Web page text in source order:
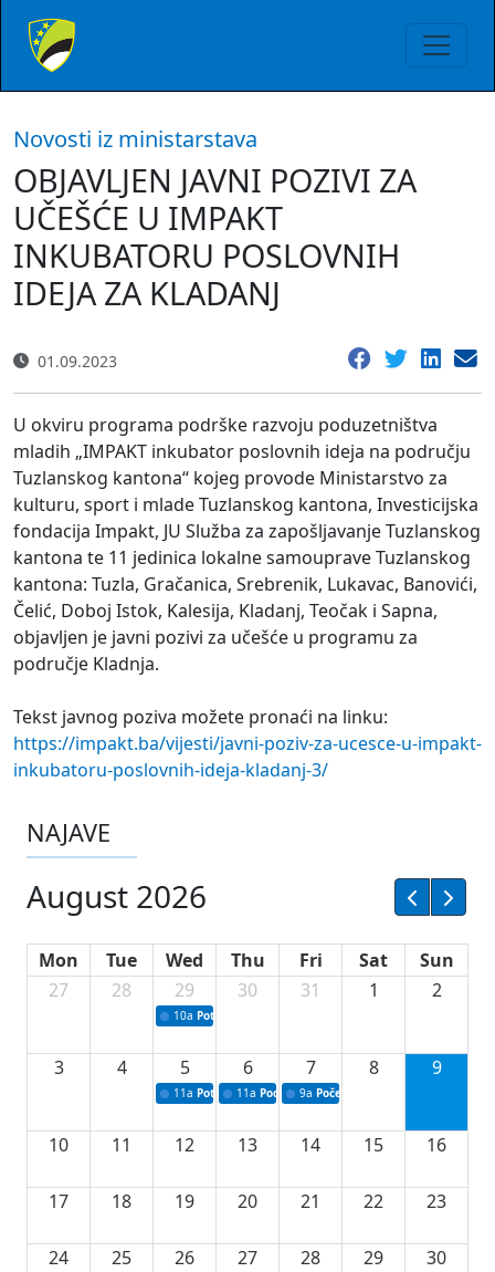
Novosti iz ministarstava
OBJAVLJEN JAVNI POZIVI ZA
UČEŠĆE U IMPAKT
INKUBATORU POSLOVNIH
IDEJA ZA KLADANJ
01.09.2023
U okviru programa podrške razvoju poduzetništva
mladih „IMPAKT inkubator poslovnih ideja na području
Tuzlanskog kantona“ kojeg provode Ministarstvo za
kulturu, sport i mlade Tuzlanskog kantona, Investicijska
fondacija Impakt, JU Služba za zapošljavanje Tuzlanskog
kantona te 11 jedinica lokalne samouprave Tuzlanskog
kantona: Tuzla, Gračanica, Srebrenik, Lukavac, Banovići,
Čelić, Doboj Istok, Kalesija, Kladanj, Teočak i Sapna,
objavljen je javni pozivi za učešće u programu za
područje Kladnja.
Tekst javnog poziva možete pronaći na linku:
https://impakt.ba/vijesti/javni-poziv-za-ucesce-u-impakt-
inkubatoru-poslovnih-ideja-kladanj-3/
NAJAVE
August 2026
Mon Tue Wed Thu Fri Sat
Sun
27
28 29
10a Potpisivanje ugovora sa neprofitnim
30 31 1 2
3 4 5
11a Potpisivanje ugovora o stipendijama za
6
11a Podrška razvoju vodne infrastrukture u
7
9a Početak izgradnje nove
8 9
10 11 12 13 14 15 16
17 18 19 20 21 22 23
24 25 26 27 28 29 30